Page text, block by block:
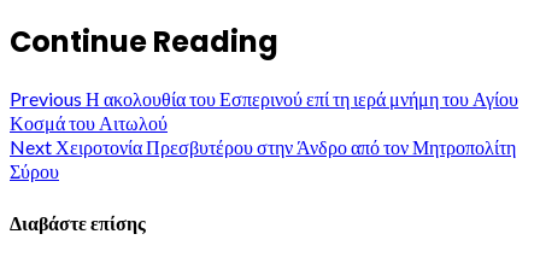
Continue Reading
Previous Η ακολουθία του Εσπερινού επί τη ιερά μνήμη του Αγίου
Κοσμά του Αιτωλού
Next Χειροτονία Πρεσβυτέρου στην Άνδρο από τον Μητροπολίτη
Σύρου
Διαβάστε επίσης